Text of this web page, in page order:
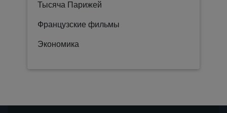
Тысяча Парижей
Французские фильмы
Экономика